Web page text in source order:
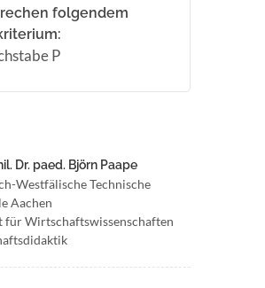
folgendem
P
Dr. paed. Björn Paape
Westfälische Technische
Aachen
für Wirtschaftswissenschaften